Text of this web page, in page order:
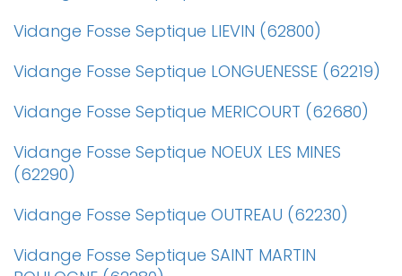
Vidange Fosse Septique LIEVIN (62800)
Vidange Fosse Septique LONGUENESSE (62219)
Vidange Fosse Septique MERICOURT (62680)
Vidange Fosse Septique NOEUX LES MINES
(62290)
Vidange Fosse Septique OUTREAU (62230)
Vidange Fosse Septique SAINT MARTIN